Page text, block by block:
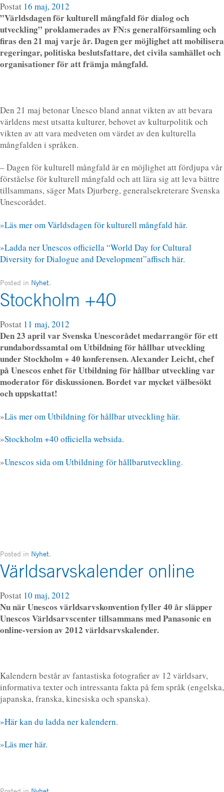
Postat 16 maj, 2012
”Världsdagen för kulturell mångfald för dialog och
utveckling” proklamerades av FN:s generalförsamling och
firas den 21 maj varje år. Dagen ger möjlighet att mobilisera
regeringar, politiska beslutsfattare, det civila samhället och
organisationer för att främja mångfald.
Den 21 maj betonar Unesco bland annat vikten av att bevara
världens mest utsatta kulturer, behovet av kulturpolitik och
vikten av att vara medveten om värdet av den kulturella
mångfalden i språken.
– Dagen för kulturell mångfald är en möjlighet att fördjupa vår
förståelse för kulturell mångfald och att lära sig att leva bättre
tillsammans, säger Mats Djurberg, generalsekreterare Svenska
Unescorådet.
»Läs mer om Världsdagen för kulturell mångfald här.
»Ladda ner Unescos officiella “World Day for Cultural
Diversity for Dialogue and Development”affisch här.
Posted in Nyhet.
Stockholm +40
Postat 11 maj, 2012
Den 23 april var Svenska Unescorådet medarrangör för ett
rundabordssamtal om Utbildning för hållbar utveckling
under Stockholm + 40 konferensen. Alexander Leicht, chef
på Unescos enhet för Utbildning för hållbar utveckling var
moderator för diskussionen. Bordet var mycket välbesökt
och uppskattat!
»Läs mer om Utbildning för hållbar utveckling här.
»Stockholm +40 officiella websida.
»Unescos sida om Utbildning för hållbarutveckling.
Posted in Nyhet.
Världsarvskalender online
Postat 10 maj, 2012
Nu när Unescos världsarvskonvention fyller 40 år släpper
Unescos Världsarvscenter tillsammans med Panasonic en
online-version av 2012 världsarvskalender.
Kalendern består av fantastiska fotografier av 12 världsarv,
informativa texter och intressanta fakta på fem språk (engelska,
japanska, franska, kinesiska och spanska).
»Här kan du ladda ner kalendern.
»Läs mer här.